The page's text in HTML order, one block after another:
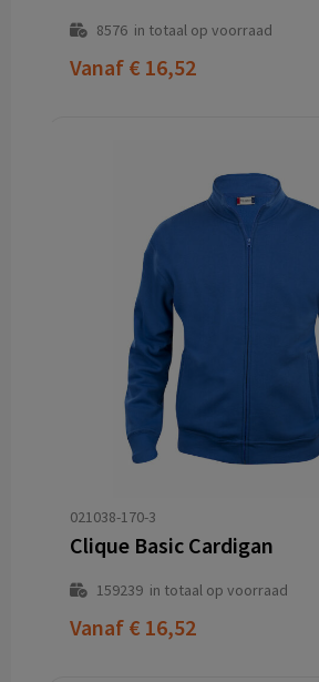
8576in totaal op voorraad
Vanaf € 16,52
021038-170-3
Clique Basic Cardigan
159239in totaal op voorraad
Vanaf € 16,52